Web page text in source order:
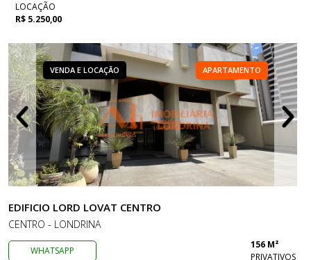
LOCAÇÃO
R$ 5.250,00
VENDA E LOCAÇÃO APARTAMENTO
EDIFICIO LORD LOVAT CENTRO
CENTRO - LONDRINA
WHATSAPP
156 M²
PRIVATIVOS